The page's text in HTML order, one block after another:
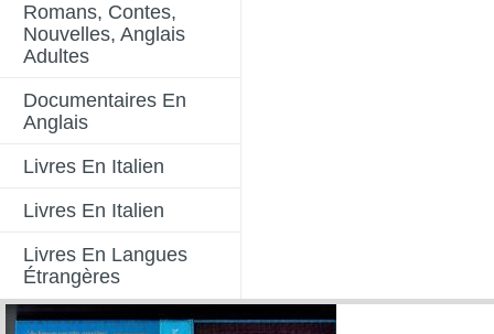
Romans, Contes,
Nouvelles, Anglais
Adultes
Documentaires En
Anglais
Livres En Italien
Livres En Italien
Livres En Langues
Étrangères